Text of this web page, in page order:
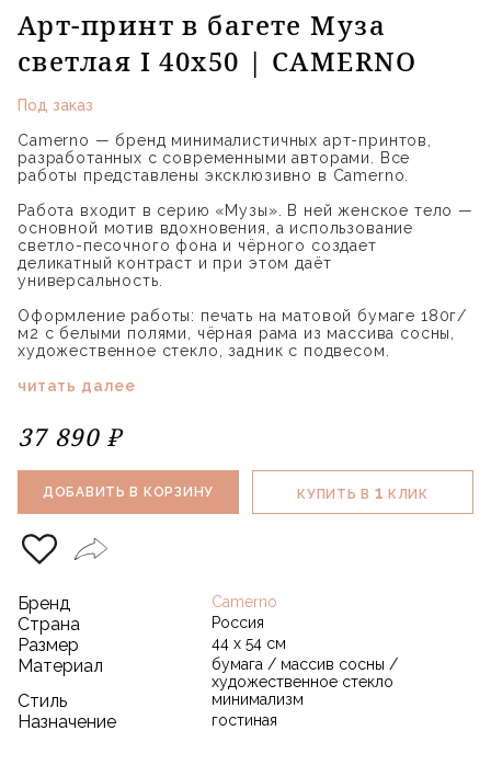
Арт-принт в багете Муза
светлая I 40х50 | CAMERNO
Под заказ
Camerno — бренд минималистичных арт-принтов,
разработанных с современными авторами. Все
работы представлены эксклюзивно в Camerno.
Работа входит в серию «Музы». В ней женское тело —
основной мотив вдохновения, а использование
светло-песочного фона и чёрного создает
деликатный контраст и при этом даёт
универсальность.
Оформление работы: печать на матовой бумаге 180г/
м2 с белыми полями, чёрная рама из массива сосны,
художественное стекло, задник с подвесом.
читать далее
37 890 ₽
ДОБАВИТЬ В КОРЗИНУ КУПИТЬ В 1 КЛИК
Бренд Camerno
Страна Россия
Размер 44 х 54 см
Материал
бумага / массив сосны /
художественное стекло
Стиль минимализм
Назначение гостиная